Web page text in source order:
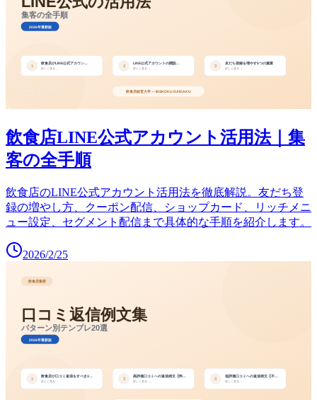
飲食店LINE公式アカウント活用法｜集
客の全手順
飲食店のLINE公式アカウント活用法を徹底解説。友だち登
録の増やし方、クーポン配信、ショップカード、リッチメニ
ュー設定、セグメント配信まで具体的な手順を紹介します。
2026/2/25